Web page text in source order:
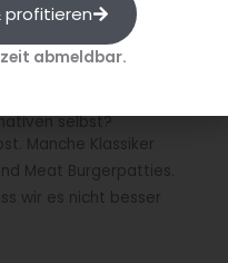
wird oft unterschätzt?
Küche insgesamt wird
selbst?
Manche Klassiker
Meat Burgerpatties.
wir es nicht besser
profitieren
abmeldbar.